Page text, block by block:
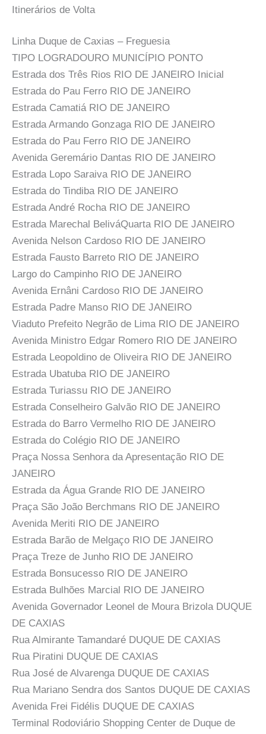
Itinerários de Volta
Linha Duque de Caxias – Freguesia
TIPO LOGRADOURO MUNICÍPIO PONTO
Estrada dos Três Rios RIO DE JANEIRO Inicial
Estrada do Pau Ferro RIO DE JANEIRO
Estrada Camatiá RIO DE JANEIRO
Estrada Armando Gonzaga RIO DE JANEIRO
Estrada do Pau Ferro RIO DE JANEIRO
Avenida Geremário Dantas RIO DE JANEIRO
Estrada Lopo Saraiva RIO DE JANEIRO
Estrada do Tindiba RIO DE JANEIRO
Estrada André Rocha RIO DE JANEIRO
Estrada Marechal BeliváQuarta RIO DE JANEIRO
Avenida Nelson Cardoso RIO DE JANEIRO
Estrada Fausto Barreto RIO DE JANEIRO
Largo do Campinho RIO DE JANEIRO
Avenida Ernâni Cardoso RIO DE JANEIRO
Estrada Padre Manso RIO DE JANEIRO
Viaduto Prefeito Negrão de Lima RIO DE JANEIRO
Avenida Ministro Edgar Romero RIO DE JANEIRO
Estrada Leopoldino de Oliveira RIO DE JANEIRO
Estrada Ubatuba RIO DE JANEIRO
Estrada Turiassu RIO DE JANEIRO
Estrada Conselheiro Galvão RIO DE JANEIRO
Estrada do Barro Vermelho RIO DE JANEIRO
Estrada do Colégio RIO DE JANEIRO
Praça Nossa Senhora da Apresentação RIO DE
JANEIRO
Estrada da Água Grande RIO DE JANEIRO
Praça São João Berchmans RIO DE JANEIRO
Avenida Meriti RIO DE JANEIRO
Estrada Barão de Melgaço RIO DE JANEIRO
Praça Treze de Junho RIO DE JANEIRO
Estrada Bonsucesso RIO DE JANEIRO
Estrada Bulhões Marcial RIO DE JANEIRO
Avenida Governador Leonel de Moura Brizola DUQUE
DE CAXIAS
Rua Almirante Tamandaré DUQUE DE CAXIAS
Rua Piratini DUQUE DE CAXIAS
Rua José de Alvarenga DUQUE DE CAXIAS
Rua Mariano Sendra dos Santos DUQUE DE CAXIAS
Avenida Frei Fidélis DUQUE DE CAXIAS
Terminal Rodoviário Shopping Center de Duque de